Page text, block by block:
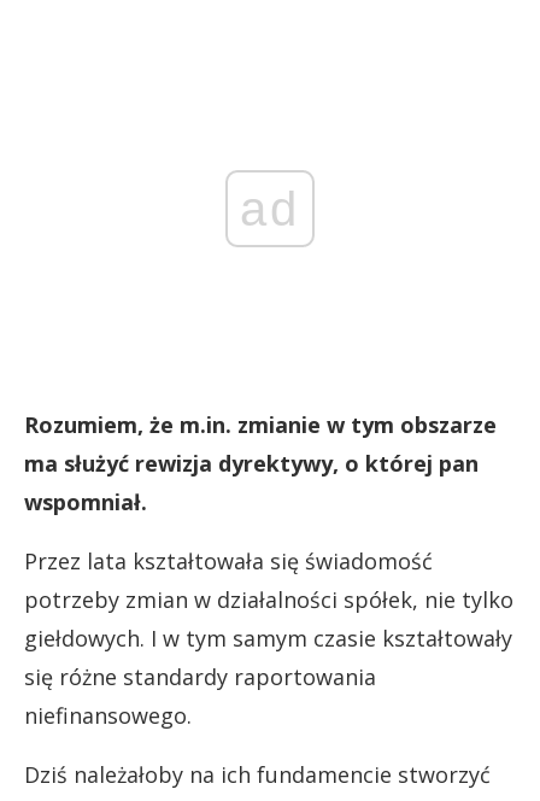
ad
Rozumiem, że m.in. zmianie w tym obszarze
ma służyć rewizja dyrektywy, o której pan
wspomniał.
Przez lata kształtowała się świadomość
potrzeby zmian w działalności spółek, nie tylko
giełdowych. I w tym samym czasie kształtowały
się różne standardy raportowania
niefinansowego.
Dziś należałoby na ich fundamencie stworzyć